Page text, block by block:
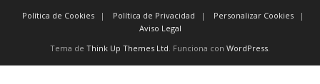
Política de Cookies Política de Privacidad
Personalizar Cookies
Aviso Legal
Tema de Think Up Themes Ltd . Funciona con WordPress